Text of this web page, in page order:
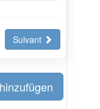
Suivant